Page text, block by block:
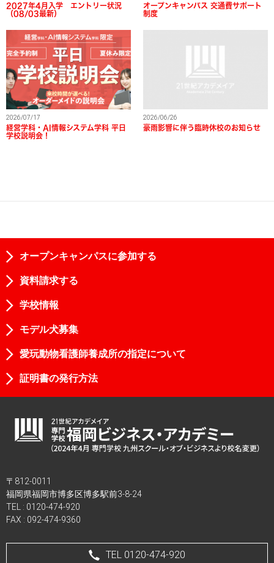
2027年4月入学 エントリー状況
（08/03最新）
オープンキャンパス 交通費サポート
制度
2026/07/17
経営学科・AI情報システム学科 平日
学校説明会！
2026/06/26
豪雨影響に伴う臨時休校のお知らせ
オープンキャンパスに参加する
資料請求する
学校情報
モデル犬募集
愛玩動物看護師養成所の指定について
証明書の発行方法
〒812-0011
福岡県福岡市博多区博多駅前3-8-24
TEL : 0120-474-920
FAX : 092-474-9360
TEL 0120-474-920